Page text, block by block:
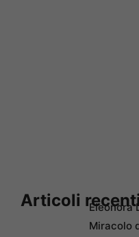
Articoli
Eleonora
Miracolo